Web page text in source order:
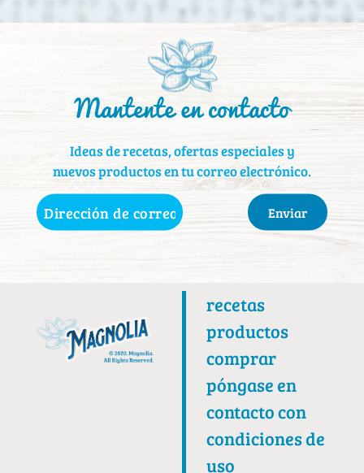
Mantente en contacto
Ideas de recetas, ofertas especiales y
nuevos productos en tu correo electrónico.
Dirección
de
recetas
productos
comprar
póngase en
contacto con
condiciones de
uso